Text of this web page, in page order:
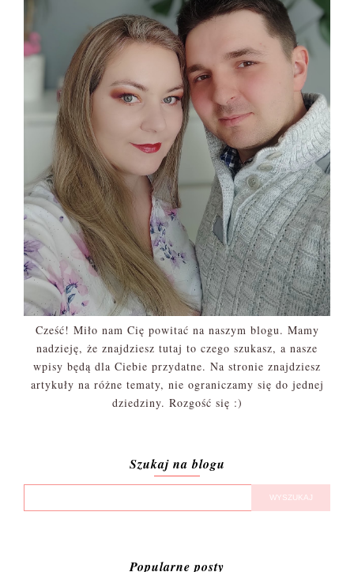
Cześć! Miło nam Cię powitać na naszym blogu. Mamy
nadzieję, że znajdziesz tutaj to czego szukasz, a nasze
wpisy będą dla Ciebie przydatne. Na stronie znajdziesz
artykuły na różne tematy, nie ograniczamy się do jednej
dziedziny. Rozgość się :)
Szukaj na blogu
Popularne posty